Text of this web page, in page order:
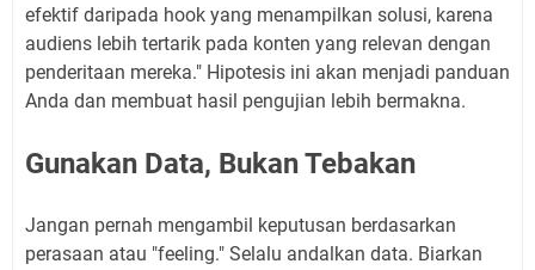
efektif daripada hook yang menampilkan solusi, karena
audiens lebih tertarik pada konten yang relevan dengan
penderitaan mereka." Hipotesis ini akan menjadi panduan
Anda dan membuat hasil pengujian lebih bermakna.
Gunakan Data, Bukan Tebakan
Jangan pernah mengambil keputusan berdasarkan
perasaan atau "feeling." Selalu andalkan data. Biarkan